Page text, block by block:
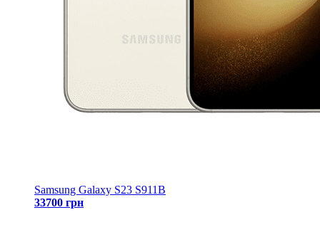
Samsung Galaxy S23 S911B
33700 грн